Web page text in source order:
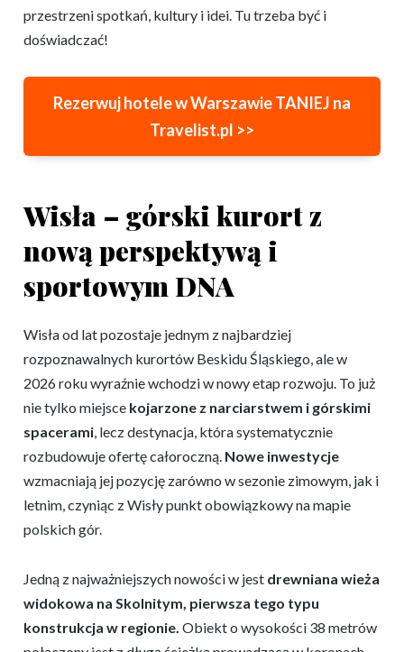
przestrzeni spotkań, kultury i idei. Tu trzeba być i
doświadczać!
Rezerwuj hotele w Warszawie TANIEJ na
Travelist.pl >>
Wisła – górski kurort z
nową perspektywą i
sportowym DNA
Wisła od lat pozostaje jednym z najbardziej
rozpoznawalnych kurortów Beskidu Śląskiego, ale w
2026 roku wyraźnie wchodzi w nowy etap rozwoju. To już
nie tylko miejsce kojarzone z narciarstwem i górskimi
spacerami , lecz destynacja, która systematycznie
rozbudowuje ofertę całoroczną. Nowe inwestycje
wzmacniają jej pozycję zarówno w sezonie zimowym, jak i
letnim, czyniąc z Wisły punkt obowiązkowy na mapie
polskich gór.
Jedną z najważniejszych nowości w jest drewniana wieża
widokowa na Skolnitym, pierwsza tego typu
konstrukcja w regionie. Obiekt o wysokości 38 metrów